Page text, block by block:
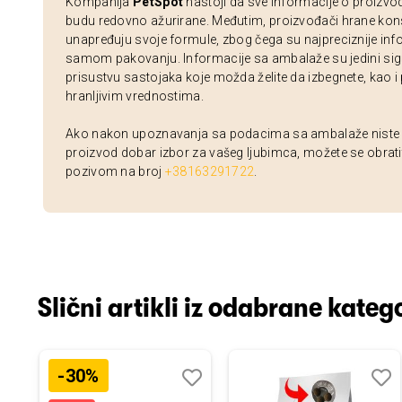
budu redovno ažurirane. Međutim, proizvođači hrane
unapređuju svoje formule, zbog čega su najpreciznije
samom pakovanju. Informacije sa ambalaže su jedini
prisustvu sastojaka koje možda želite da izbegnete, kao
hranljivim vrednostima.
Ako nakon upoznavanja sa podacima sa ambalaže niste
proizvod dobar izbor za vašeg ljubimca, možete se
pozivom na broj +38163291722
Slični artikli iz odabrane
-30%